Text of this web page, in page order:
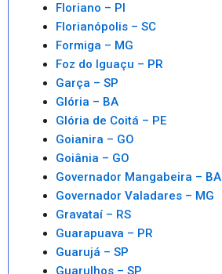
Floriano – PI
Florianópolis – SC
Formiga – MG
Foz do Iguaçu – PR
Garça – SP
Glória – BA
Glória de Coitá – PE
Goianira – GO
Goiânia – GO
Governador Mangabeira – BA
Governador Valadares – MG
Gravataí – RS
Guarapuava – PR
Guarujá – SP
Guarulhos – SP